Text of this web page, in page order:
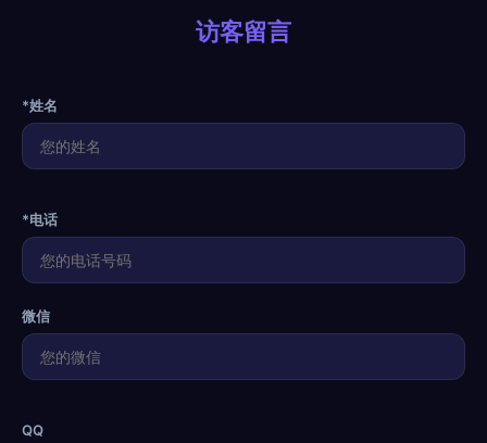
访客留言
*姓名
*电话
微信
QQ